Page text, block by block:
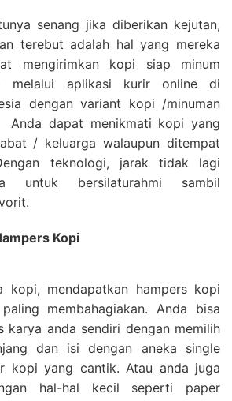
senang jika diberikan kejutan,
terebut adalah hal yang mereka
mengirimkan kopi siap minum
melalui aplikasi kurir online di
dengan variant kopi /minuman
Anda dapat menikmati kopi yang
/ keluarga walaupun ditempat
teknologi, jarak tidak lagi
untuk bersilaturahmi sambil
Kopi
kopi, mendapatkan hampers kopi
membahagiakan. Anda bisa
karya anda sendiri dengan memilih
dan isi dengan aneka single
kopi yang cantik. Atau anda juga
hal-hal kecil seperti paper